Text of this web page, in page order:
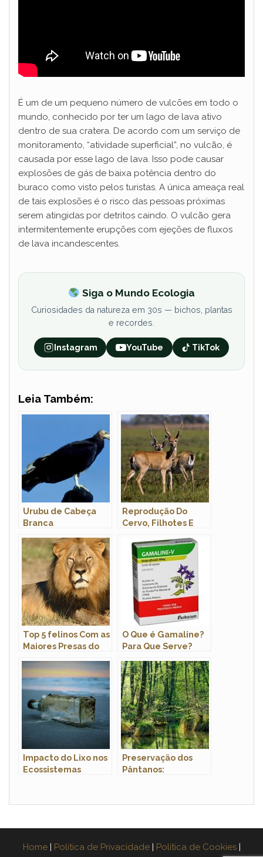
É um de um pequeno número de vulcões em todo o
mundo, conhecido por ter um lago de lava ativo
dentro de sua cratera. De acordo com um serviço de
monitoramento, “atividade superficial”, no vulcão, é
causada por esse lago de lava. Isso pode causar
explosões de gás de baixa potência dentro do
buraco como visto pelos turistas. A única ameaça real
de tais explosões é o risco das pessoas próximas
serem atingidas por detritos caindo. O vulcão gera
intermitentemente erupções com ejeções de fluxos
de lava incandescentes.
Siga o Mundo Ecologia
Curiosidades da natureza em 30s — bichos, plantas
e recordes.
Instagram YouTube TikTok
Leia Também:
Urubu de Cabeça
Branca
Reprodução Do
Cervo, Filhotes E
Top 5 felinos Com as
Maiores Presas do
O Que é Gamaline?
Para Que Serve?
Impacto do Lixo nos
Ecossistemas
Preservação dos
Pântanos:
Ambiental
Home | Política de Privacidade | Política de Cookies |